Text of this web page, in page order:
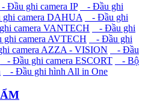
- Đầu ghi camera IP
- Đầu ghi
camera DAHUA
- Đầu ghi
camera VANTECH
- Đầu ghi
camera AVTECH
- Đầu ghi
camera AZZA - VISION
- Đầu
- Đầu ghi camera ESCORT
- Bộ
- Đầu ghi hình All in One